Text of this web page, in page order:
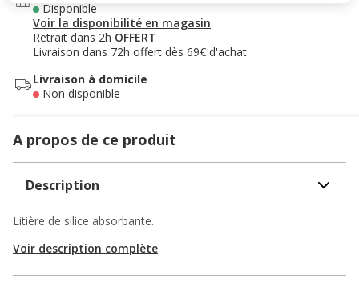
Disponible
Voir la disponibilité en magasin
Retrait dans 2h OFFERT
Livraison dans 72h offert dès 69€ d'achat
Livraison à domicile
Non disponible
A propos de ce produit
Description
Litière de silice absorbante.
Voir description complète